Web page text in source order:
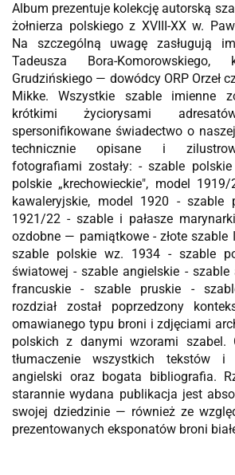
Album prezentuje kolekcję autorską
żołnierza polskiego z XVIII-XX w.
Na szczególną uwagę zasługują
Tadeusza Bora-Komorowskiego,
Grudzińskiego — dowódcy ORP Orzeł
Mikke. Wszystkie szable imienne
krótkimi życiorysami
spersonifikowane świadectwo o
technicznie opisane i
fotografiami zostały: - szable
polskie „krechowieckie", model
kawaleryjskie, model 1920 -
1921/22 - szable i pałasze
ozdobne — pamiątkowe - złote szable
szable polskie wz. 1934 - szable
światowej - szable angielskie - szable
francuskie - szable pruskie -
rozdział został poprzedzony
omawianego typu broni i zdjęciami
polskich z danymi wzorami szabel.
tłumaczenie wszystkich tekstów
angielski oraz bogata bibliografia.
starannie wydana publikacja jest
swojej dziedzinie — również ze
prezentowanych eksponatów broni